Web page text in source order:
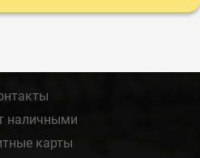
наличными
карты